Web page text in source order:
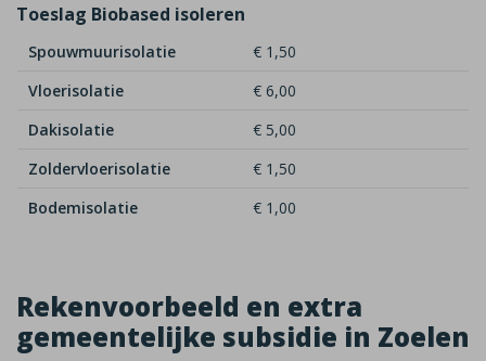
Toeslag Biobased isoleren
Spouwmuurisolatie
€ 1,50
Vloerisolatie
€ 6,00
Dakisolatie
€ 5,00
Zoldervloerisolatie
€ 1,50
Bodemisolatie
€ 1,00
Rekenvoorbeeld en extra
gemeentelijke subsidie in Zoelen